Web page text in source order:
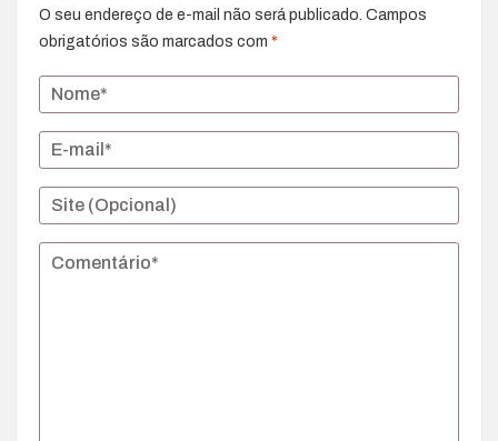
O seu endereço de e-mail não será publicado. Campos
obrigatórios são marcados com *